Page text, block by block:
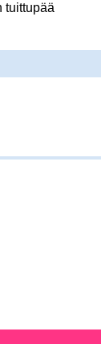
tuittupää